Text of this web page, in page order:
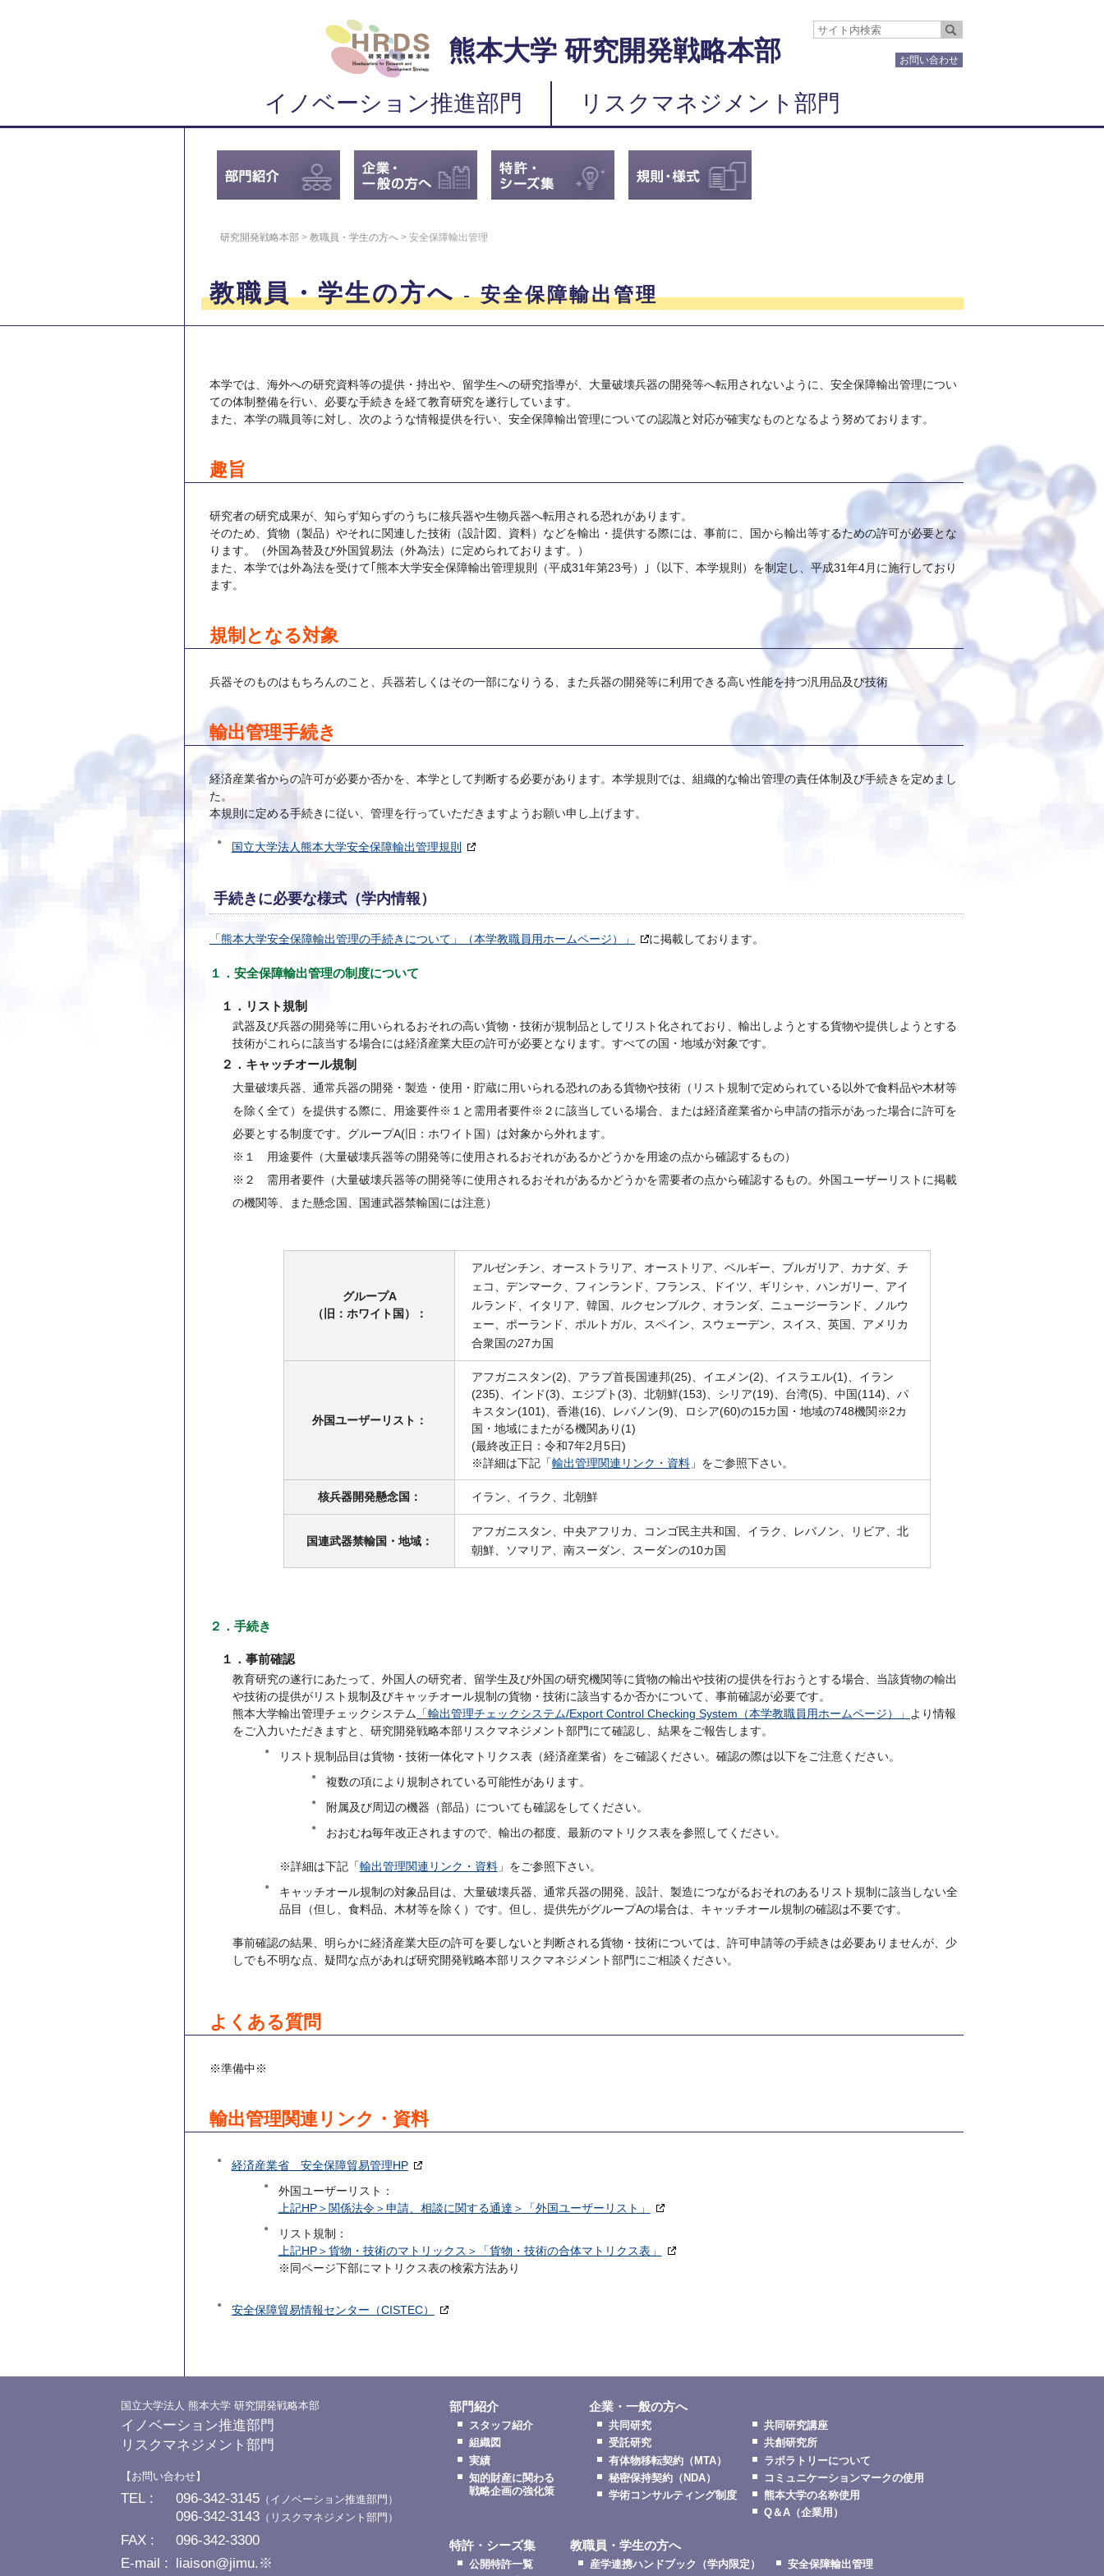
熊本大学 研究開発戦略本部 お問い合わせ
イノベーション推進部門 リスクマネジメント部門
研究開発戦略本部 > 教職員・学生の方へ > 安全保障輸出管理
教職員・学生の方へ 安全保障輸出管理
本学では、海外への研究資料等の提供・持出や、留学生への研究指導が、大量破壊兵器の開発等へ転用されないように、安全保障輸出管理につい
ての体制整備を行い、必要な手続きを経て教育研究を遂行しています。
また、本学の職員等に対し、次のような情報提供を行い、安全保障輸出管理についての認識と対応が確実なものとなるよう努めております。
趣旨
研究者の研究成果が、知らず知らずのうちに核兵器や生物兵器へ転用される恐れがあります。
そのため、貨物（製品）やそれに関連した技術（設計図、資料）などを輸出・提供する際には、事前に、国から輸出等するための許可が必要とな
ります。（外国為替及び外国貿易法（外為法）に定められております。）
また、本学では外為法を受けて｢熊本大学安全保障輸出管理規則（平成31年第23号）｣（以下、本学規則）を制定し、平成31年4月に施行しており
ます。
規制となる対象
兵器そのものはもちろんのこと、兵器若しくはその一部になりうる、また兵器の開発等に利用できる高い性能を持つ汎用品及び技術
輸出管理手続き
経済産業省からの許可が必要か否かを、本学として判断する必要があります。本学規則では、組織的な輸出管理の責任体制及び手続きを定めまし
た。
本規則に定める手続きに従い、管理を行っていただきますようお願い申し上げます。
国立大学法人熊本大学安全保障輸出管理規則
手続きに必要な様式（学内情報）
「熊本大学安全保障輸出管理の手続きについて」（本学教職員用ホームページ）」 に掲載しております。
１．安全保障輸出管理の制度について
１．リスト規制
武器及び兵器の開発等に用いられるおそれの高い貨物・技術が規制品としてリスト化されており、輸出しようとする貨物や提供しようとする
技術がこれらに該当する場合には経済産業大臣の許可が必要となります。すべての国・地域が対象です。
２．キャッチオール規制
大量破壊兵器、通常兵器の開発・製造・使用・貯蔵に用いられる恐れのある貨物や技術（リスト規制で定められている以外で食料品や木材等
を除く全て）を提供する際に、用途要件※１と需用者要件※２に該当している場合、または経済産業省から申請の指示があった場合に許可を
必要とする制度です。グループA(旧：ホワイト国）は対象から外れます。
※１ 用途要件（大量破壊兵器等の開発等に使用されるおそれがあるかどうかを用途の点から確認するもの）
※２ 需用者要件（大量破壊兵器等の開発等に使用されるおそれがあるかどうかを需要者の点から確認するもの。外国ユーザーリストに掲載
の機関等、また懸念国、国連武器禁輸国には注意）
グループA
（旧：ホワイト国）：
アルゼンチン、オーストラリア、オーストリア、ベルギー、ブルガリア、カナダ、チ
ェコ、デンマーク、フィンランド、フランス、ドイツ、ギリシャ、ハンガリー、アイ
ルランド、イタリア、韓国、ルクセンブルク、オランダ、ニュージーランド、ノルウ
ェー、ポーランド、ポルトガル、スペイン、スウェーデン、スイス、英国、アメリカ
合衆国の27カ国
外国ユーザーリスト：
アフガニスタン(2)、アラブ⾸⻑国連邦(25)、イエメン(2)、イスラエル(1)、イラン
(235)、インド(3)、エジプト(3)、北朝鮮(153)、シリア(19)、台湾(5)、中国(114)、パ
キスタン(101)、⾹港(16)、レバノン(9)、ロシア(60)の15カ国・地域の748機関※2カ
国・地域にまたがる機関あり(1)
(最終改正⽇：令和7年2月5日)
※詳細は下記「輸出管理関連リンク・資料」をご参照下さい。
核兵器開発懸念国： イラン、イラク、北朝鮮
国連武器禁輸国・地域：
アフガニスタン、中央アフリカ、コンゴ民主共和国、イラク、レバノン、リビア、北
朝鮮、ソマリア、南スーダン、スーダンの10カ国
２．手続き
１．事前確認
教育研究の遂行にあたって、外国人の研究者、留学生及び外国の研究機関等に貨物の輸出や技術の提供を行おうとする場合、当該貨物の輸出
や技術の提供がリスト規制及びキャッチオール規制の貨物・技術に該当するか否かについて、事前確認が必要です。
熊本大学輸出管理チェックシステム 「輸出管理チェックシステム/Export Control Checking System （本学教職員用ホームページ）」 より情報
をご入力いただきますと、研究開発戦略本部リスクマネジメント部門にて確認し、結果をご報告します。
リスト規制品目は貨物・技術一体化マトリクス表（経済産業省）をご確認ください。確認の際は以下をご注意ください。
複数の項により規制されている可能性があります。
附属及び周辺の機器（部品）についても確認をしてください。
おおむね毎年改正されますので、輸出の都度、最新のマトリクス表を参照してください。
※詳細は下記「輸出管理関連リンク・資料」をご参照下さい。
キャッチオール規制の対象品目は、大量破壊兵器、通常兵器の開発、設計、製造につながるおそれのあるリスト規制に該当しない全
品目（但し、食料品、木材等を除く）です。但し、提供先がグループAの場合は、キャッチオール規制の確認は不要です。
事前確認の結果、明らかに経済産業大臣の許可を要しないと判断される貨物・技術については、許可申請等の手続きは必要ありませんが、少
しでも不明な点、疑問な点があれば研究開発戦略本部リスクマネジメント部門にご相談ください。
よくある質問
※準備中※
輸出管理関連リンク・資料
経済産業省 安全保障貿易管理HP
外国ユーザーリスト：
上記HP＞関係法令＞申請、相談に関する通達＞「外国ユーザーリスト」
リスト規制：
上記HP＞貨物・技術のマトリックス＞「貨物・技術の合体マトリクス表」
※同ページ下部にマトリクス表の検索方法あり
安全保障貿易情報センター（CISTEC）
国立大学法人 熊本大学 研究開発戦略本部
イノベーション推進部門
リスクマネジメント部門
お問い合わせ
TEL 096-342-3145 （イノベーション推進部門）
096-342-3143 （リスクマネジメント部門）
FAX
096-342-3300
E-mail
liaison@jimu.※
部門紹介
スタッフ紹介
組織図
実績
知的財産に関わる
戦略企画の強化策
企業・一般の方へ
共同研究
受託研究
有体物移転契約（MTA）
秘密保持契約（NDA）
学術コンサルティング制度
共同研究講座
共創研究所
ラボラトリーについて
コミュニケーションマークの使用
熊本大学の名称使用
Q＆A（企業用）
特許・シーズ集
公開特許一覧
教職員・学生の方へ
産学連携ハンドブック（学内限定）
安全保障輸出管理